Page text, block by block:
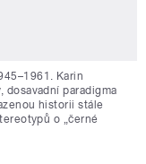
Karin
dosavadní paradigma
historii stále
o „černé